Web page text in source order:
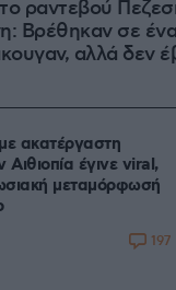
ραντεβού
Βρέθηκαν σε
αλλά δεν
ακατέργαστη
έγινε viral,
μεταμόρφωσή
197